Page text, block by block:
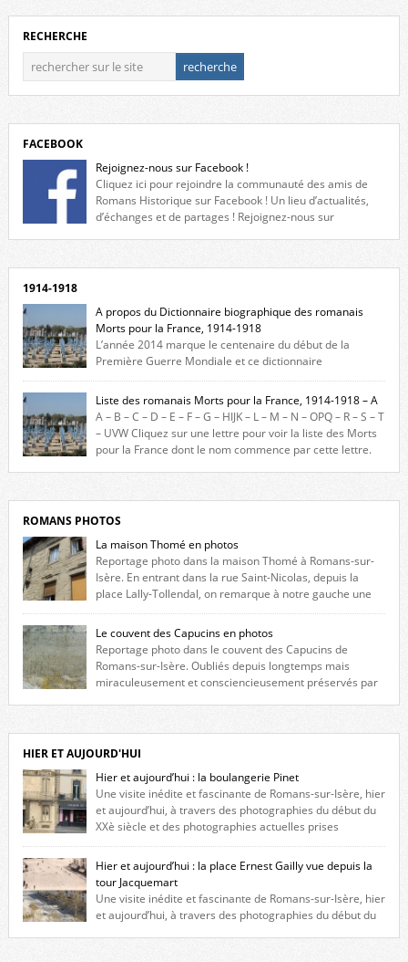
RECHERCHE
FACEBOOK
Rejoignez-nous sur Facebook !
Cliquez ici pour rejoindre la communauté des amis de
Romans Historique sur Facebook ! Un lieu d’actualités,
d’échanges et de partages ! Rejoignez-nous sur
1914-1918
A propos du Dictionnaire biographique des romanais
Morts pour la France, 1914-1918
L’année 2014 marque le centenaire du début de la
Première Guerre Mondiale et ce dictionnaire
biographique veut rendre hommage aux romanais Morts pour la
France durant ce conflit. La base de cette recherche historique est
constituée des noms gravés sur les plaques commémoratives de
l’Hôtel de Ville, du lycée du Dauphiné et du lycée Triboulet, […]
Liste des romanais Morts pour la France, 1914-1918 – A
A – B – C – D – E – F – G – HIJK – L – M – N – OPQ – R – S – T
– UVW Cliquez sur une lettre pour voir la liste des Morts
pour la France dont le nom commence par cette lettre.
ROMANS PHOTOS
La maison Thomé en photos
Reportage photo dans la maison Thomé à Romans-sur-
Isère. En entrant dans la rue Saint-Nicolas, depuis la
place Lally-Tollendal, on remarque à notre gauche une
maison construite au XVIè siècle. Les deux façades sont ornées de
fenêtres jumelles à meneaux. Entre ces deux étages, on peut voir une
niche qui contient une statue de la Vierge. […]
Le couvent des Capucins en photos
Reportage photo dans le couvent des Capucins de
Romans-sur-Isère. Oubliés depuis longtemps mais
miraculeusement et consciencieusement préservés par
l’histoire de la redécouverte de vestiges du couvent des Capucins ! Petit
retour sur l’histoire […]
HIER ET AUJOURD'HUI
Hier et aujourd’hui : la boulangerie Pinet
Une visite inédite et fascinante de Romans-sur-Isère, hier
et aujourd’hui, à travers des photographies du début du
XXè siècle et des photographies actuelles prises
exactement dans le même cadre ! A l’angle de la place Jean Jaurès et de
l’avenue Victor Hugo (à côté d’Intermarché), à Romans. La boulangerie
Jules Pinet est inscrite dans le […]
Hier et aujourd’hui : la place Ernest Gailly vue depuis la
tour Jacquemart
Une visite inédite et fascinante de Romans-sur-Isère, hier
et aujourd’hui, à travers des photographies du début du